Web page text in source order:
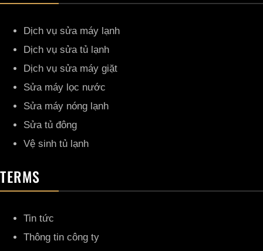
Dịch vụ sửa máy lạnh
Dịch vụ sửa tủ lạnh
Dịch vụ sửa máy giặt
Sửa máy lọc nước
Sửa máy nóng lạnh
Sửa tủ đông
Vệ sinh tủ lạnh
TERMS
Tin tức
Thông tin công ty